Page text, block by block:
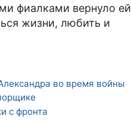
фиалками вернуло ей
жизни, любить и
во время войны
с фронта